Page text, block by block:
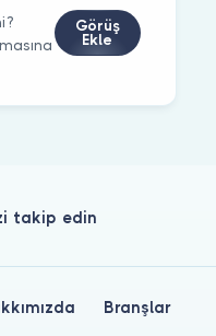
Görüş
Ekle
takip edin
Branşlar